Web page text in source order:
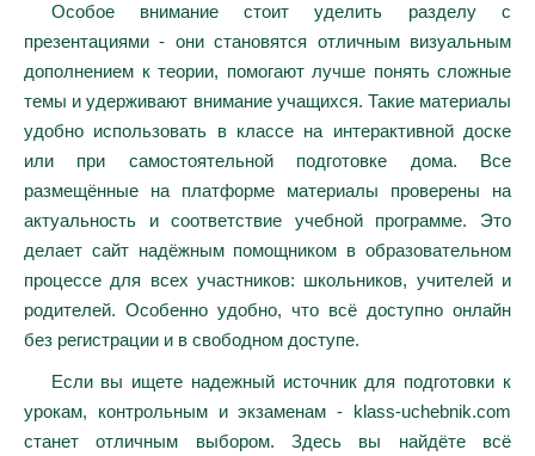
Особое внимание стоит уделить разделу с
презентациями - они становятся отличным визуальным
дополнением к теории, помогают лучше понять сложные
темы и удерживают внимание учащихся. Такие материалы
удобно использовать в классе на интерактивной доске
или при самостоятельной подготовке дома. Все
размещённые на платформе материалы проверены на
актуальность и соответствие учебной программе. Это
делает сайт надёжным помощником в образовательном
процессе для всех участников: школьников, учителей и
родителей. Особенно удобно, что всё доступно онлайн
без регистрации и в свободном доступе.
Если вы ищете надежный источник для подготовки к
урокам, контрольным и экзаменам - klass-uchebnik.com
станет отличным выбором. Здесь вы найдёте всё